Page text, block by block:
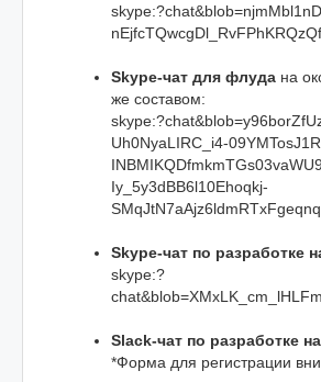
Skype-чат для флуда на
же составом:
Uh0NyaLIRC_i4-
Iy_5y3dBB6l10Ehoqkj-
Skype-чат по разработке
skype:?
Slack-чат по разработке
*Форма для регистрации